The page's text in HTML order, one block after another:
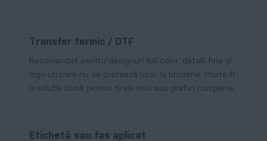
Transfer termic / DTF
Recomandat pentru designuri full-color, detalii fine și
logo-uri care nu se pretează ușor la broderie. Poate fi
o soluție bună pentru tiraje mici sau grafici complexe.
Etichetă sau fas aplicat